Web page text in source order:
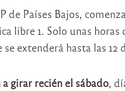
de Países Bajos,
libre 1. Solo unas horas
extenderá hasta las 12
girar recién el sábado,